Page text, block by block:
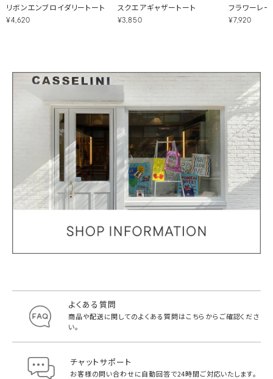
リボンエンブロイダリートート
¥4,620
スクエアギャザートート
¥3,850
フラワーレー
¥7,920
よくある質問
商品や配送に関してのよくある質問はこちらからご確認くださ
い。
チャットサポート
お客様の問い合わせに自動回答で24時間ご対応いたします。